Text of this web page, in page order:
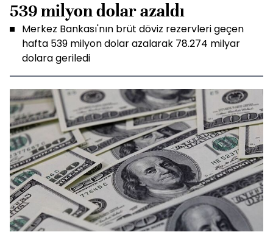
539 milyon dolar azaldı
Merkez Bankası'nın brüt döviz rezervleri geçen
hafta 539 milyon dolar azalarak 78.274 milyar
dolara geriledi